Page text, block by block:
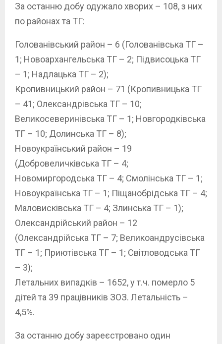
За останню добу одужало хворих – 108, з них
по районах та ТГ:
Голованівський район – 6 (Голованівська ТГ –
1; Новоархангельська ТГ – 2; Підвисоцька ТГ
– 1; Надлацька ТГ – 2);
Кропивницький район – 71 (Кропивницька ТГ
– 41; Олександрівська ТГ – 10;
Великосеверинівська ТГ – 1; Новгородківська
ТГ – 10; Долинська ТГ – 8);
Новоукраїнський район – 19
(Добровеличківська ТГ – 4;
Новомиргородська ТГ – 4; Смолінська ТГ – 1;
Новоукраїнська ТГ – 1; Піщанобрідська ТГ – 4;
Маловисківська ТГ – 4; Злинська ТГ – 1);
Олександрійський район – 12
(Олександрійська ТГ – 7; Великоандрусівська
ТГ – 1; Приютівська ТГ – 1; Світловодська ТГ
– 3);
Летальних випадків – 1652, у т.ч. померло 5
дітей та 39 працівників ЗОЗ. Летальність –
4,5%.
За останню добу зареєстровано один